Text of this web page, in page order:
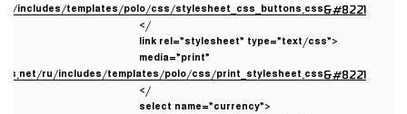
includes/templates/polo/css/stylesheet_css_buttons.css&#8221
/>
<link rel=”stylesheet” type=”text/css”
media=”print”
ru/includes/templates/polo/css/print_stylesheet.css&#8221
/>
<select name=”currency”